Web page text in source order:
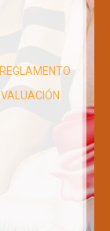
REGLAMENTO